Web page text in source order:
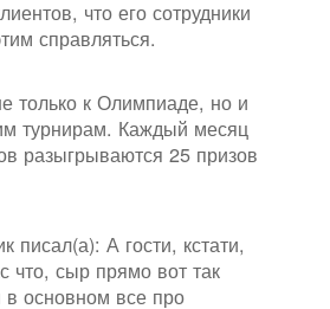
что его сотрудники
справляться.
только к Олимпиаде, но и
турнирам. Каждый месяц
разыгрываются 25 призов
писал(а): А гости, кстати,
что, сыр прямо вот так
в основном все про